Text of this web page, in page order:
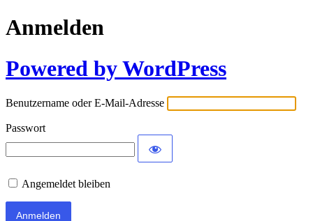
Anmelden
Powered by WordPress
Benutzername oder E-Mail-Adresse
Passwort
Angemeldet bleiben